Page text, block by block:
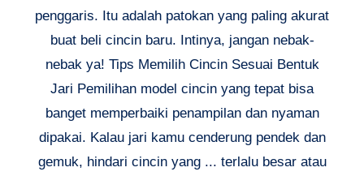
penggaris. Itu adalah patokan yang paling akurat
buat beli cincin baru. Intinya, jangan nebak-
nebak ya! Tips Memilih Cincin Sesuai Bentuk
Jari Pemilihan model cincin yang tepat bisa
banget memperbaiki penampilan dan nyaman
dipakai. Kalau jari kamu cenderung pendek dan
gemuk, hindari cincin yang ... terlalu besar atau